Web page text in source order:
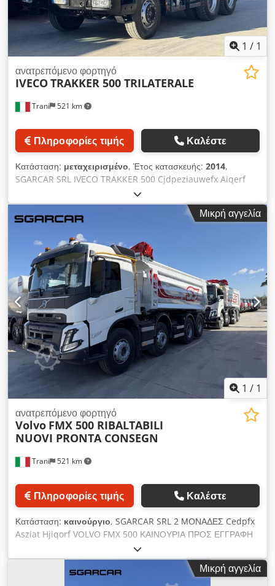
1 / 1
Trani 521 km
ανατρεπόμενο φορτηγό
IVECOTRAKKER 500 TRILATERALE
Πληροφορίες τιμής Καλέστε
Κατάσταση: μεταχειρισμένο, Έτος κατασκευής: 2014,
SGARCAR SRL IVECO TRAKKER 500 Cjdpeziauwefx Aiqerf
ΕΤΟΣ 2014 – ΧΕΙΡΟΚΙΝΗΤΟ ΚΙΒΩΤΙΟ / INTARDER 300.000
KM ΓΙΑ ΠΕΡΙΣΣΟΤΕΡΕΣ ΠΛΗΡΟΦΟΡΙΕΣ ΕΠΙΚΟΙΝΩΝΗΣΤΕ:
3803672922
Μικρή αγγελία
1 / 1
Trani 521 km
ανατρεπόμενο φορτηγό
Volvo FMX 500 RIBALTABILI
NUOVI PRONTA CONSEGN
Πληροφορίες τιμής Καλέστε
Κατάσταση: καινούργιο, SGARCAR SRL 2 ΜΟΝΑΔΕΣ Cedpfx
Asziat Hjiqorf VOLVO FMX 500 ΚΑΙΝΟΥΡΙΑ ΠΡΟΣ ΕΓΓΡΑΦΗ
ΑΝΑΤΡΕΠΟΜΕΝΑ EMILCAMION ΑΕΡΟΑΝΑΡΤΗΣΗ.
Μικρή αγγελία